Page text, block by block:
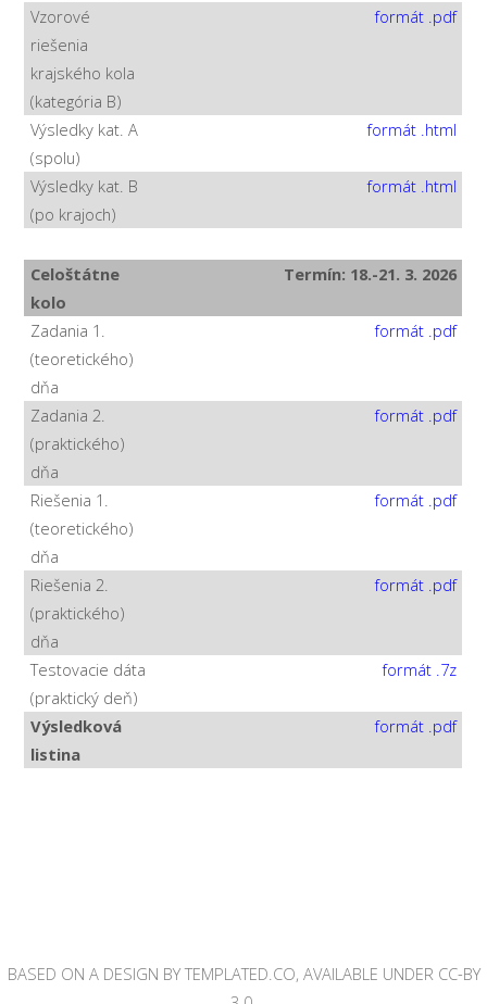
Vzorové
riešenia
krajského kola
(kategória B)
formát .pdf
Výsledky kat. A
(spolu)
formát .html
Výsledky kat. B
(po krajoch)
formát .html
Celoštátne
kolo
Termín: 18.-21. 3. 2026
Zadania 1.
(teoretického)
dňa
formát .pdf
Zadania 2.
(praktického)
dňa
formát .pdf
Riešenia 1.
(teoretického)
dňa
formát .pdf
Riešenia 2.
(praktického)
dňa
formát .pdf
Testovacie dáta
(praktický deň)
formát .7z
Výsledková
listina
formát .pdf
BASED ON A DESIGN BY TEMPLATED.CO, AVAILABLE UNDER CC-BY